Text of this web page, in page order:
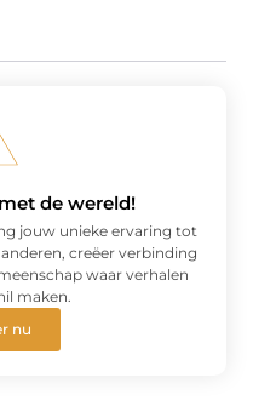
de wereld!
jouw unieke ervaring tot
creëer verbinding
waar verhalen
maken.
nu